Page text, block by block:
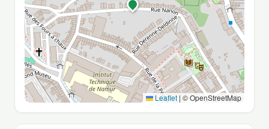
Leaflet | © OpenStreetMap